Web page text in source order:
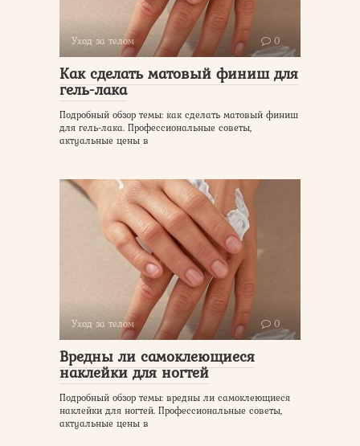
Уход за телом 0
Как сделать матовый финиш для
гель-лака
Подробный обзор темы: как сделать матовый финиш
для гель-лака. Профессиональные советы,
актуальные цены в
Уход за телом 0
Вредны ли самоклеющиеся
наклейки для ногтей
Подробный обзор темы: вредны ли самоклеющиеся
наклейки для ногтей. Профессиональные советы,
актуальные цены в